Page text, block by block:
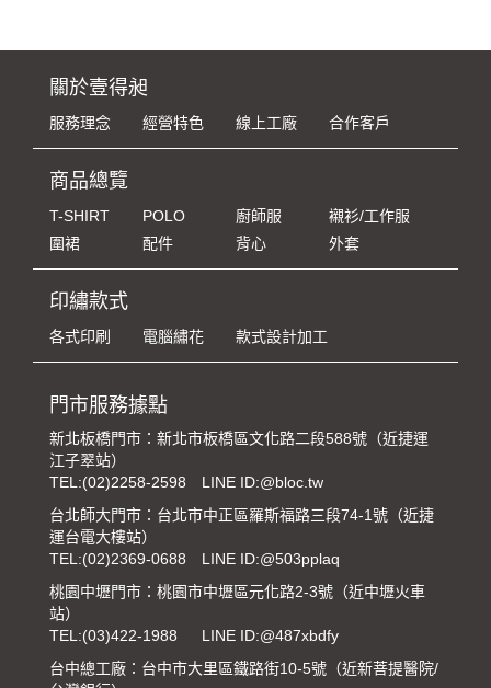
關於壹得昶
服務理念 經營特色 線上工廠 合作客戶
商品總覽
T-SHIRT POLO 廚師服
襯衫/工作服
圍裙
配件 背心 外套
印繡款式
各式印刷 電腦繡花 款式設計加工
門市服務據點
新北板橋門市：新北市板橋區文化路二段588號（近捷運
江子翠站）
TEL:(02)2258-2598
LINE ID:@bloc.tw
台北師大門市：台北市中正區羅斯福路三段74-1號（近捷
運台電大樓站）
TEL:(02)2369-0688
LINE ID:@503pplaq
桃園中壢門市：桃園市中壢區元化路2-3號（近中壢火車
站）
TEL:(03)422-1988
LINE ID:@487xbdfy
台中總工廠：台中市大里區鐵路街10-5號（近新菩提醫院/